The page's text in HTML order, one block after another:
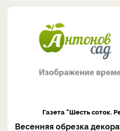
Газета "Шесть соток.
Весенняя обрезка